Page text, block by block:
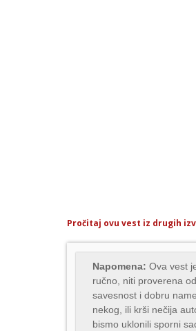
Pročitaj ovu vest iz drugih
Napomena: Ova vest
ručno, niti proverena
savesnost i dobru
nekog, ili krši nečija
bismo uklonili sporni